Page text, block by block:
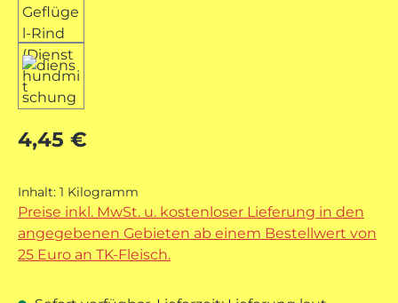
Regulärer Preis:
4,45 €
Inhalt: 1 Kilogramm
Preise inkl. MwSt. u. kostenloser Lieferung in den
angegebenen Gebieten ab einem Bestellwert von
25 Euro an TK-Fleisch.